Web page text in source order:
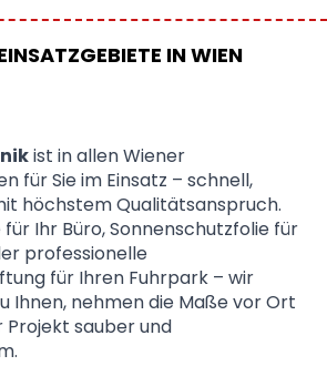
IN WIEN
ist in allen Wiener
für Sie im Einsatz – schnell,
höchstem Qualitätsanspruch.
Ihr Büro, Sonnenschutzfolie für
professionelle
für Ihren Fuhrpark – wir
Ihnen, nehmen die Maße vor Ort
Projekt sauber und